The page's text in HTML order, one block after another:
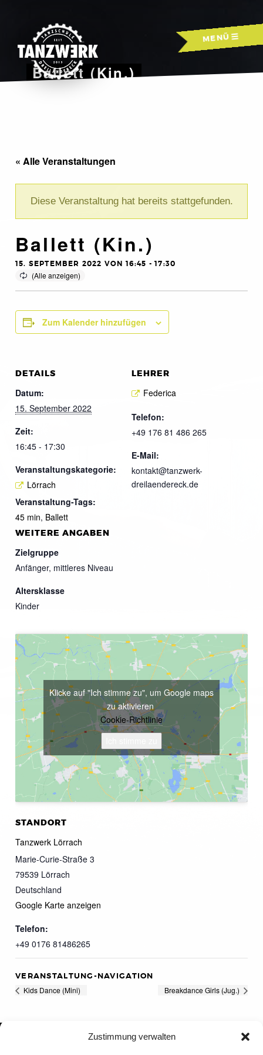
Zustimmung verwalten
MENÜ
Ballett (Kin.)
« Alle Veranstaltungen
Diese Veranstaltung hat bereits stattgefunden.
Ballett (Kin.)
15. SEPTEMBER 2022 VON 16:45 -17:30
Zum Kalender hinzufügen
DETAILS
Datum:
15. September 2022
Zeit:
16:45 - 17:30
Veranstaltungskategorie:
Lörrach
Veranstaltung-Tags:
45 min, Ballett
LEHRER
Federica
Telefon:
+49 176 81 486 265
E-Mail:
kontakt@tanzwerk-
dreilaendereck.de
WEITERE ANGABEN
Zielgruppe
Anfänger, mittleres Niveau
Altersklasse
Kinder
STANDORT
Tanzwerk Lörrach
Marie-Curie-Straße 3
79539 Lörrach
Deutschland
Google Karte anzeigen
Telefon:
+49 0176 81486265
Klicke auf "Ich stimme zu", um Google maps
zu aktivieren
Cookie-Richtlinie
VERANSTALTUNG-NAVIGATION
Kids Dance (Mini) Breakdance Girls (Jug.)